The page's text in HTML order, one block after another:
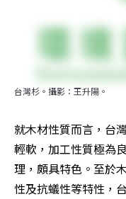
台灣杉。攝影：王升陽。
就木材性質而言，台
輕軟，加工性質極為
理，頗具特色。至於
性及抗蟻性等特性，